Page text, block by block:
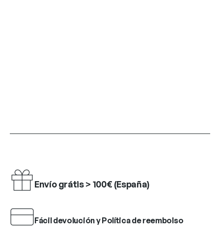
Envío grátis > 100€ (España)
Fácil devolución y Política de reembolso